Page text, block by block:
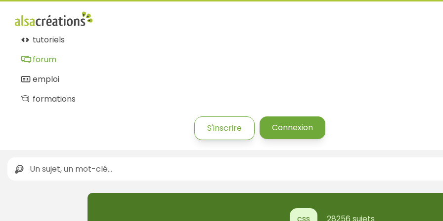
tutoriels
forum
emploi
formations
S'inscrire Connexion